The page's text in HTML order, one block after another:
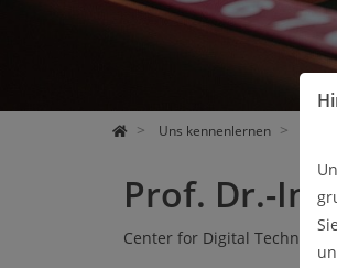
Uns kennenlernen
Prof. Dr.-
Center for Digital